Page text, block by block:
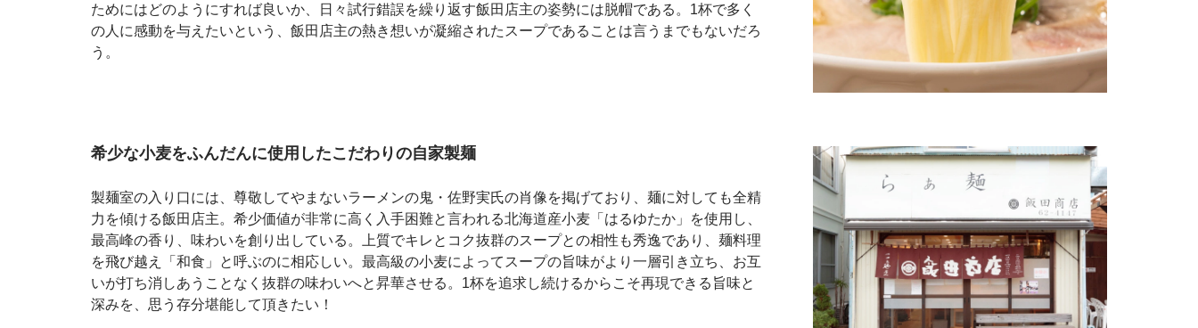
ためにはどのようにすれば良いか、日々試行錯誤を繰り返す飯田店主の姿勢には脱帽である。1杯で多く
の人に感動を与えたいという、飯田店主の熱き想いが凝縮されたスープであることは言うまでもないだろ
う。
希少な小麦をふんだんに使用したこだわりの自家製麺
製麺室の入り口には、尊敬してやまないラーメンの鬼・佐野実氏の肖像を掲げており、麺に対しても全精
力を傾ける飯田店主。希少価値が非常に高く入手困難と言われる北海道産小麦「はるゆたか」を使用し、
最高峰の香り、味わいを創り出している。上質でキレとコク抜群のスープとの相性も秀逸であり、麺料理
を飛び越え「和食」と呼ぶのに相応しい。最高級の小麦によってスープの旨味がより一層引き立ち、お互
いが打ち消しあうことなく抜群の味わいへと昇華させる。1杯を追求し続けるからこそ再現できる旨味と
深みを、思う存分堪能して頂きたい！